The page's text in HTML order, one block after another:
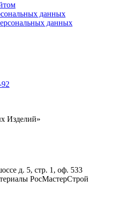
данных
данных
Изделий»
д. 5, стр. 1, оф. 533
РосМастерСтрой